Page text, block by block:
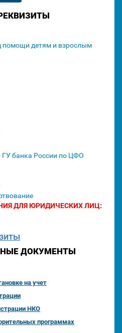
помощи детям и взрослым
банка России по ЦФО
ДЛЯ ЮРИДИЧЕСКИХ ЛИЦ:
ДОКУМЕНТЫ
на учет
НКО
программах